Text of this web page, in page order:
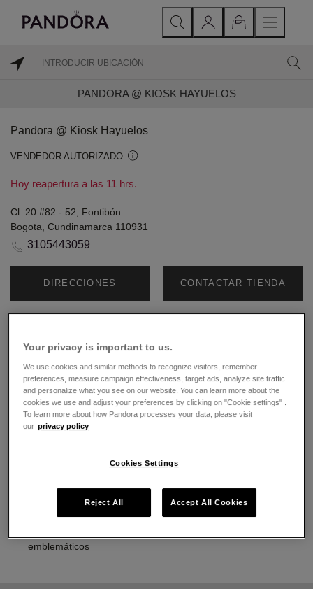
PANDORA @ KIOSK HAYUELOS
Pandora @ Kiosk Hayuelos
VENDEDOR AUTORIZADO
Hoy reapertura a las 11 hrs.
Cl. 20 #82 - 52, Fontibón
Bogota, Cundinamarca 110931
3105443059
DIRECCIONES CONTACTAR TIENDA
Lunes
Miércoles
11:00 -21:00
Jueves
11:00-21:00
Viernes
11:00-21:00
Sábado
11:00
Domingo
Acerca de Joyería Pandora
La más alta calidad de oro 14K, plata esterlina y metales
Pandora Rose
emblemáticos
Your privacy is important to us.
We use cookies and similar methods to recognize visitors, remember
preferences, measure campaign effectiveness, target ads, analyze site traffic
and personalize what you see on our website. You can learn more about the
cookies we use and adjust your preferences by clicking on "Cookie settings" .
To learn more about how Pandora processes your data, please visit
our privacy policy
Cookies Settings
Reject All Accept All Cookies